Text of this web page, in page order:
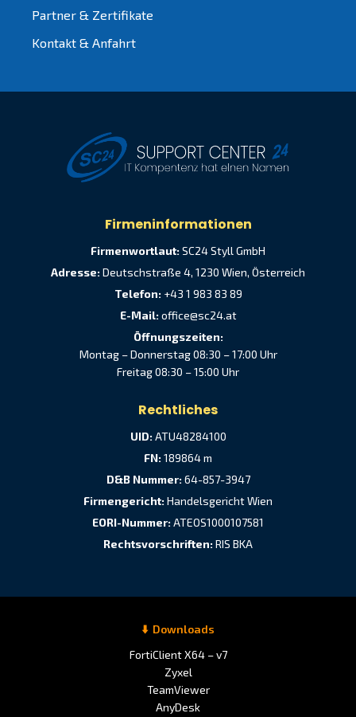
Partner & Zertifikate
Kontakt & Anfahrt
Firmeninformationen
Firmenwortlaut:SC24 Styll GmbH
Adresse:Deutschstraße 4, 1230 Wien, Österreich
Telefon: +43 1 983 83 89
E-Mail: office@sc24.at
Öffnungszeiten:
Montag – Donnerstag 08:30 – 17:00 Uhr
Freitag 08:30 – 15:00 Uhr
Rechtliches
UID:ATU48284100
FN:189864 m
D&B Nummer:64-857-3947
Firmengericht:Handelsgericht Wien
EORI-Nummer:ATEOS1000107581
Rechtsvorschriften:RIS BKA
Downloads
FortiClient X64 – v7
Zyxel
TeamViewer
AnyDesk